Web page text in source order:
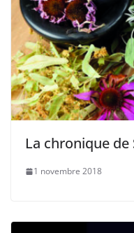
La chronique de
1 novembre 2018